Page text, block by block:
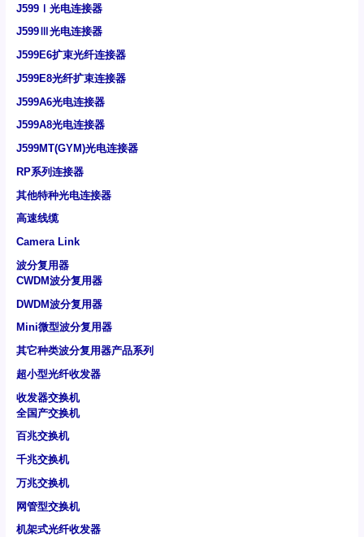
J599Ⅰ光电连接器
J599Ⅲ光电连接器
J599E6扩束光纤连接器
J599E8光纤扩束连接器
J599A6光电连接器
J599A8光电连接器
J599MT(GYM)光电连接器
RP系列连接器
其他特种光电连接器
高速线缆
Camera Link
波分复用器
CWDM波分复用器
DWDM波分复用器
Mini微型波分复用器
其它种类波分复用器产品系列
超小型光纤收发器
收发器交换机
全国产交换机
百兆交换机
千兆交换机
万兆交换机
网管型交换机
机架式光纤收发器